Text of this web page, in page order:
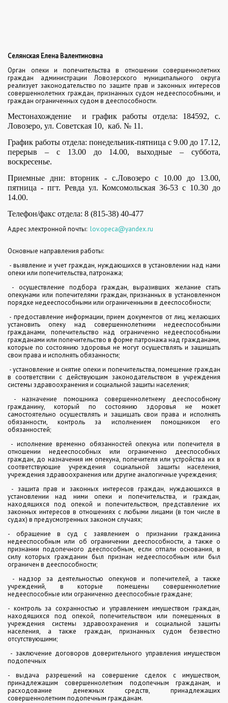
Селянская Елена Валентиновна
Орган опеки и попечительства в отношении совершеннолетних
граждан администрации Ловозерского муниципального округа
реализует законодательство по защите прав и законных интересов
совершеннолетних граждан, признанных судом недееспособными, и
граждан ограниченных судом в дееспособности.
Местонахождение и график работы отдела: 184592, с.
Ловозеро, ул. Советская 10, каб. № 11.
График работы отдела: понедельник-пятница с 9.00 до 17.12,
перерыв – с 13.00 до 14.00, выходные – суббота,
воскресенье.
Приемные дни: вторник - с.Ловозеро с 10.00 до 13.00,
пятница - пгт. Ревда ул. Комсомольская 36-53 с 10.30 до
14.00.
Телефон/факс отдела: 8 (815-38) 40-477
Адрес электронной почты: lov.opeca@yandex.ru
Основные направления работы:
- выявление и учет граждан, нуждающихся в установлении над нами
опеки или попечительства, патронажа;
- осуществление подбора граждан, выразивших желание стать
опекунами или попечителями граждан, признанных в установленном
порядке недееспособными или ограниченными в дееспособности;
- предоставление информации, прием документов от лиц, желающих
установить опеку над совершеннолетними недееспособными
гражданами, попечительство над ограниченно недееспособными
гражданами или попечительство в форме патронажа над гражданами,
которые по состоянию здоровья не могут осуществлять и защищать
свои права и исполнять обязанности;
- установление и снятие опеки и попечительства, помещение граждан
в соответствии с действующим законодательством в учреждения
системы здравоохранения и социальной защиты населения;
- назначение помощника совершеннолетнему дееспособному
гражданину, который по состоянию здоровья не может
самостоятельно осуществлять и защищать свои права и исполнять
обязанности, контроль за исполнением помощником его
обязанностей;
- исполнение временно обязанностей опекуна или попечителя в
отношении недееспособных или ограниченно дееспособных
граждан, до назначения им опекуна, попечителя или устройства их в
соответствующие учреждения социальной защиты населения,
учреждения здравоохранения или другие аналогичные учреждения;
- защита прав и законных интересов граждан, нуждающихся в
установлении над ними опеки и попечительства, и граждан,
находящихся под опекой и попечительством, представление их
законных интересов в отношениях с любыми лицами (в том числе в
судах) в предусмотренных законом случаях;
- обращение в суд с заявлением о признании гражданина
недееспособным или об ограничении дееспособности, а также о
признании подопечного дееспособным, если отпали основания, в
силу которых гражданин был признан недееспособным или был
ограничен в дееспособности;
- надзор за деятельностью опекунов и попечителей, а также
учреждений, в которые помещены совершеннолетние
недееспособные или ограниченно дееспособные граждане;
- контроль за сохранностью и управлением имуществом граждан,
находящихся под опекой, попечительством или помещенных в
учреждения системы здравоохранения и социальной защиты
населения, а также граждан, признанных судом безвестно
отсутствующими;
- заключение договоров доверительного управления имуществом
подопечных
- выдача разрешений на совершение сделок с имуществом,
принадлежащим совершеннолетним подопечным гражданам, и
расходование денежных средств, принадлежащих
совершеннолетним подопечным гражданам.